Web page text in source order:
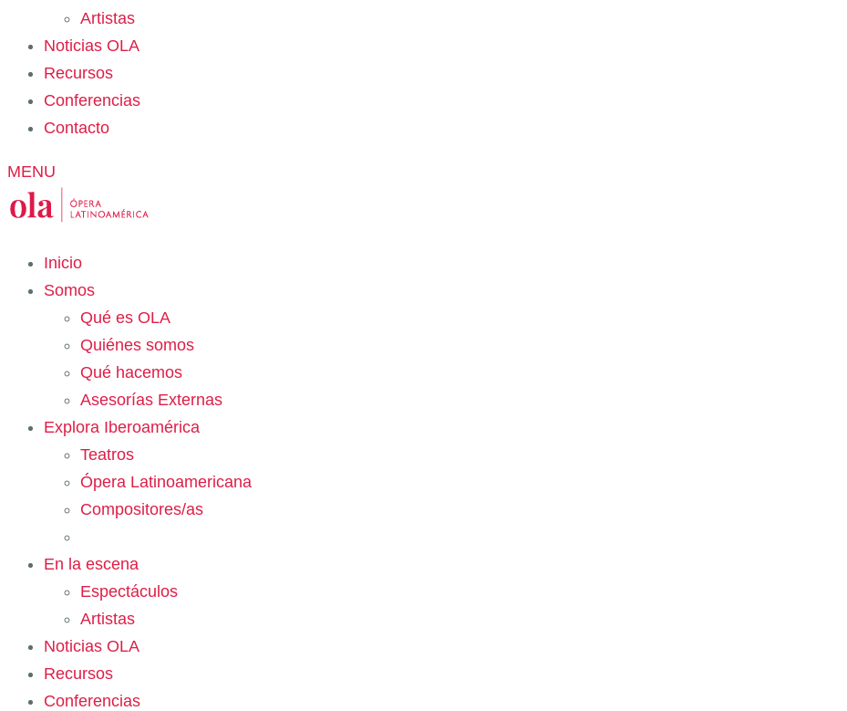
Artistas
Noticias OLA
Recursos
Conferencias
Contacto
MENU
Inicio
Somos
Qué es OLA
Quiénes somos
Qué hacemos
Asesorías Externas
Explora Iberoamérica
Teatros
Ópera Latinoamericana
Compositores/as
En la escena
Espectáculos
Artistas
Noticias OLA
Recursos
Conferencias